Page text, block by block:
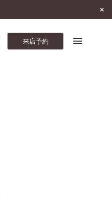
9:30～16:00/ 通話無料
来店予約